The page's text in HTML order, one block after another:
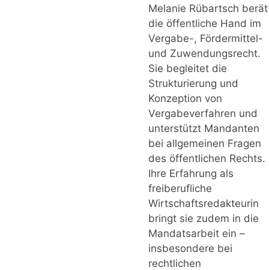
Melanie Rübartsch berät
die öffentliche Hand im
Vergabe-, Fördermittel-
und Zuwendungsrecht.
Sie begleitet die
Strukturierung und
Konzeption von
Vergabeverfahren und
unterstützt Mandanten
bei allgemeinen Fragen
des öffentlichen Rechts.
Ihre Erfahrung als
freiberufliche
Wirtschaftsredakteurin
bringt sie zudem in die
Mandatsarbeit ein –
insbesondere bei
rechtlichen